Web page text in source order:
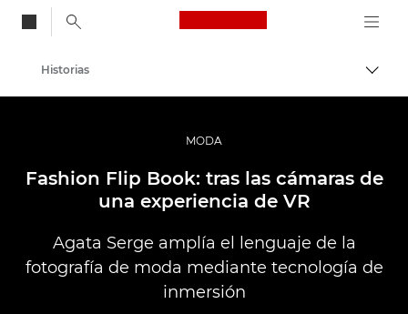
Canon Logo, back
Fotografías y vídeos profesionales
Historias
MODA
Fashion Flip Book: tras las cámaras de
una experiencia de VR
Agata Serge amplía el lenguaje de la
fotografía de moda mediante tecnología de
inmersión